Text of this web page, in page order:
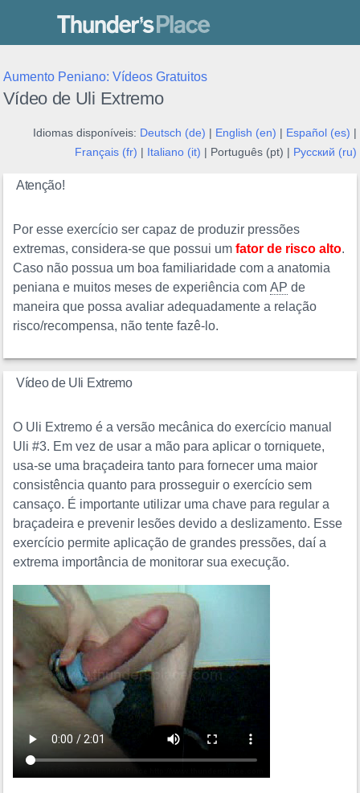
Thunder's Place
Aumento Peniano: Vídeos Gratuitos
Vídeo de Uli Extremo
Idiomas disponíveis: Deutsch (de) English (en) Español (es)
Français (fr)
Italiano (it) | Português (pt) | Русский (ru)
Atenção!
Por esse exercício ser capaz de produzir pressões
extremas, considera-se que possui umfator de risco alto.
Caso não possua um boa familiaridade com a anatomia
peniana e muitos meses de experiência comAP de
maneira que possa avaliar adequadamente a relação
risco/recompensa, não tente fazê-lo.
Vídeo de Uli Extremo
O Uli Extremo é a versão mecânica do exercício manual
Uli #3. Em vez de usar a mão para aplicar o torniquete,
usa-se uma braçadeira tanto para fornecer uma maior
consistência quanto para prosseguir o exercício sem
cansaço. É importante utilizar uma chave para regular a
braçadeira e prevenir lesões devido a deslizamento. Esse
exercício permite aplicação de grandes pressões, daí a
extrema importância de monitorar sua execução.